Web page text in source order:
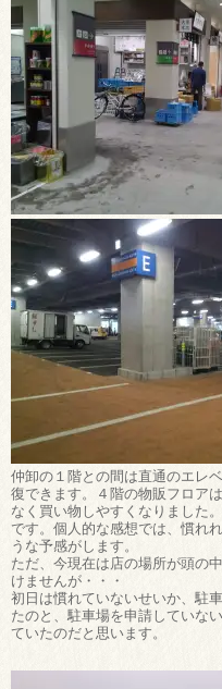
仲卸の１階との間は直通のエレ
復できます。４階の物販フロア
なく買い物しやすくなりました
です。個人的な感想では、慣れ
うな予感がします。
ただ、今現在は店の場所が頭の
けませんが・・・
初日は慣れていないせいか、駐
たのと、駐車場を申請していな
ていたのだと思います。